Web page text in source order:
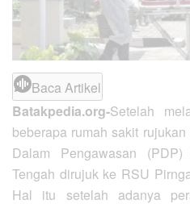
Baca Artikel
Batakpedia.org-Setelah
beberapa rumah sakit
Dalam Pengawasan
Tengah dirujuk ke RSU
Hal itu setelah adanya